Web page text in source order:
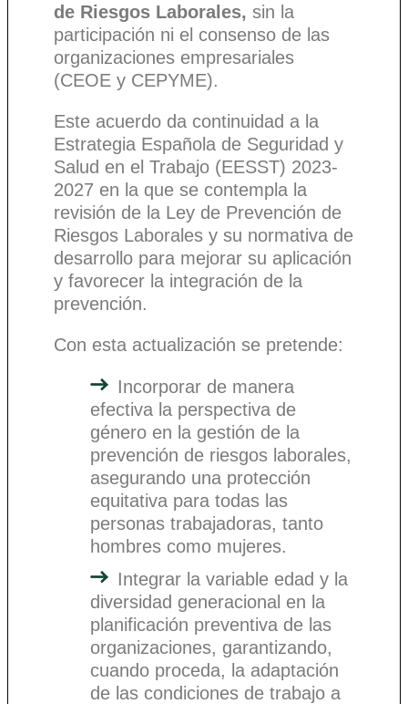
de Riesgos Laborales, sin la
participación ni el consenso de las
organizaciones empresariales
(CEOE y CEPYME).
Este acuerdo da continuidad a la
Estrategia Española de Seguridad y
Salud en el Trabajo (EESST) 2023-
2027 en la que se contempla la
revisión de la Ley de Prevención de
Riesgos Laborales y su normativa de
desarrollo para mejorar su aplicación
y favorecer la integración de la
prevención.
Con esta actualización se pretende:
Incorporar de manera
efectiva la perspectiva de
género en la gestión de la
prevención de riesgos laborales,
asegurando una protección
equitativa para todas las
personas trabajadoras, tanto
hombres como mujeres.
Integrar la variable edad y la
diversidad generacional en la
planificación preventiva de las
organizaciones, garantizando,
cuando proceda, la adaptación
de las condiciones de trabajo a